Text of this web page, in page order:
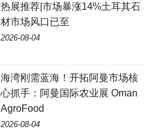
热展推荐|市场暴涨14%土耳其石
材市场风口已至
2026-08-04
海湾刚需蓝海！开拓阿曼市场核
心抓手：阿曼国际农业展 Oman
AgroFood
2026-08-04